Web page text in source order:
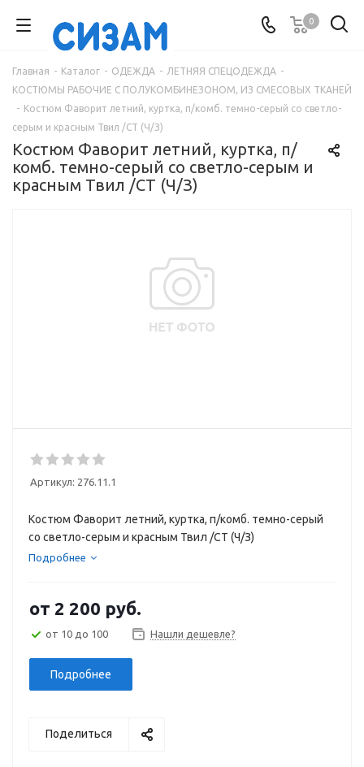
0
Главная - Каталог - ОДЕЖДА - ЛЕТНЯЯ СПЕЦОДЕЖДА -
КОСТЮМЫ РАБОЧИЕ С ПОЛУКОМБИНЕЗОНОМ, ИЗ СМЕСОВЫХ ТКАНЕЙ
- Костюм Фаворит летний, куртка, п/комб. темно-серый со светло-
серым и красным Твил /СТ (Ч/З)
Костюм Фаворит летний, куртка, п/
комб. темно-серый со светло-серым и
красным Твил /СТ (Ч/З)
Артикул: 276.11.1
Костюм Фаворит летний, куртка, п/комб. темно-серый
со светло-серым и красным Твил /СТ (Ч/З)
Подробнее
от 2 200 руб.
от 10 до 100 Нашли дешевле?
Подробнее
Поделиться